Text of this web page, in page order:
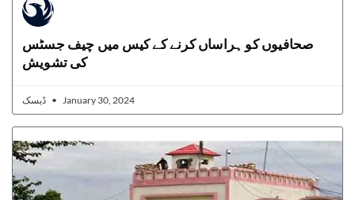
صحافیوں کو ہراساں کرنے کے کیس میں چیف جسٹس
کی تشویش
January 30, 2024